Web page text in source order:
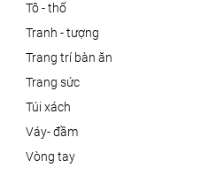
tô - thố
tranh - tượng
trang trí bàn ăn
trang sức
túi xách
váy- đầm
vòng tay